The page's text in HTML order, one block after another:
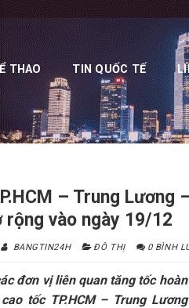
THAO TIN QUỐC TẾ
– Trung Lương
rộng vào ngày 19/12
BANGTIN24H ĐÔ THỊ 0 BÌNH
đơn vị liên quan tăng tốc
tốc TP.HCM – Trung